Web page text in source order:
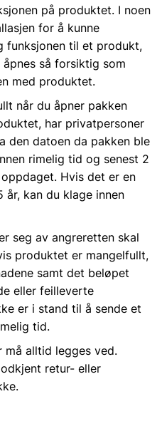
på produktet. I noen
for å kunne
funksjonen til et produkt,
så forsiktig som
med produktet.
når du åpner pakken
har privatpersoner
den datoen da pakken ble
rimelig tid og senest 2
Hvis det er en
år, kan du klage innen
seg av angreretten skal
produktet er mangelfullt,
samt det beløpet
eller feilleverte
er i stand til å sende et
tid.
må alltid legges ved.
retur- eller